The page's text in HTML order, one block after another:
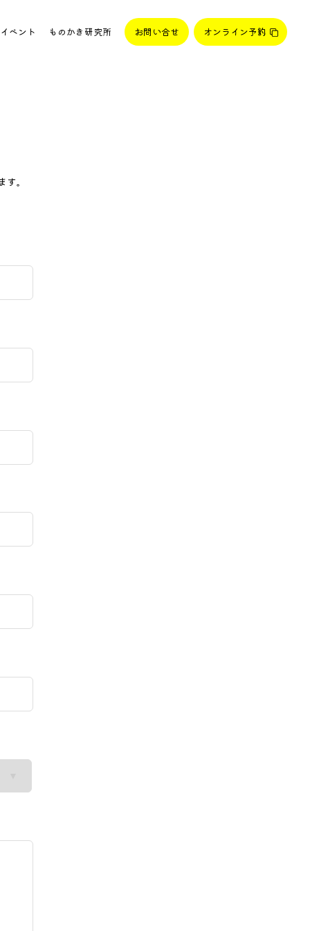
ベント ものかき研究所 お問い合せ オンライン予約
。